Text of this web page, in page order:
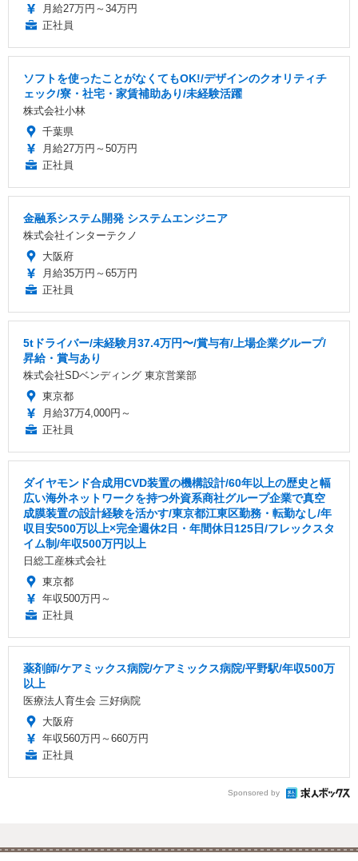
月給27万円～34万円
正社員
ソフトを使ったことがなくてもOK!/デザインのクオリティチ
ェック/寮・社宅・家賃補助あり/未経験活躍
株式会社小林
千葉県
月給27万円～50万円
正社員
金融系システム開発 システムエンジニア
株式会社インターテクノ
大阪府
月給35万円～65万円
正社員
5tドライバー/未経験月37.4万円〜/賞与有/上場企業グループ/
昇給・賞与あり
株式会社SDベンディング 東京営業部
東京都
月給37万4,000円～
正社員
ダイヤモンド合成用CVD装置の機構設計/60年以上の歴史と幅
広い海外ネットワークを持つ外資系商社グループ企業で真空
成膜装置の設計経験を活かす/東京都江東区勤務・転勤なし/年
収目安500万以上×完全週休2日・年間休日125日/フレックスタ
イム制/年収500万円以上
日総工産株式会社
東京都
年収500万円～
正社員
薬剤師/ケアミックス病院/ケアミックス病院/平野駅/年収500万
以上
医療法人育生会 三好病院
大阪府
年収560万円～660万円
正社員
Sponsored by